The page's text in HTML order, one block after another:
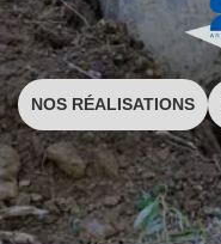
NOS RÉALISATIONS